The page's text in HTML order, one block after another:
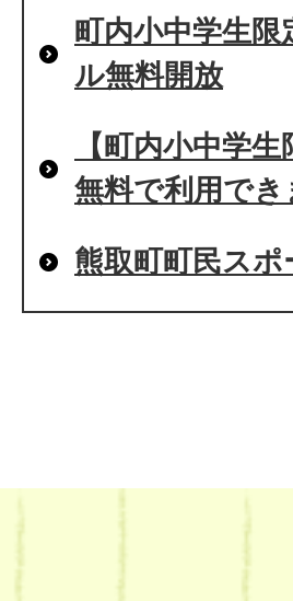
町内小中学生
ル無料開放
【町内小中学
無料で利用でき
熊取町町民ス